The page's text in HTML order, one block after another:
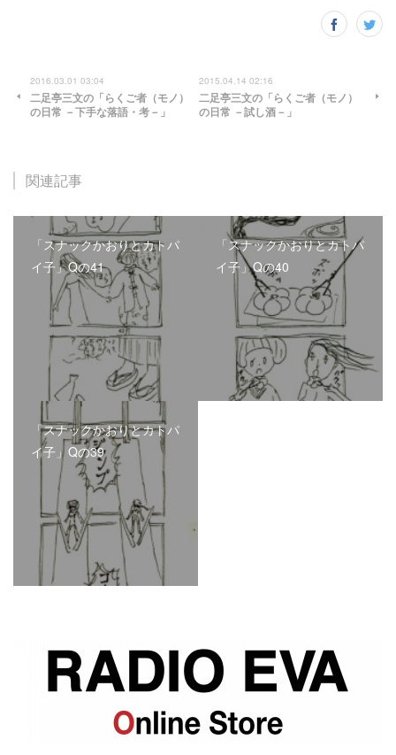
2016.03.01 03:04
二足亭三文の「らくご者（モノ）
の日常 －下手な落語・考－」
2015.04.14 02:16
二足亭三文の「らくご者（モノ）
の日常 －試し酒－」
関連記事
「スナックかおりとカトパ
イ子」Qの41
「スナックかおりとカトパ
イ子」Qの40
「スナックかおりとカトパ
イ子」Qの39